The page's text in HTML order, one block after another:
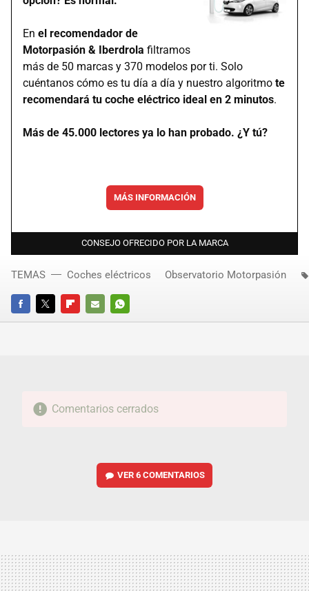
En el recomendador de
Motorpasión & Iberdrola filtramos
más de 50 marcas y 370 modelos por ti. Solo
cuéntanos cómo es tu día a día y nuestro algoritmo te
recomendará tu coche eléctrico ideal en 2 minutos.
Más de 45.000 lectores ya lo han probado. ¿Y tú?
MÁS INFORMACIÓN
CONSEJO OFRECIDO POR LA MARCA
FACEBOOKTWITTERFLIPBOARD
E-
WHATSAPP
TEMAS Coches eléctricos Observatorio Motorpasión
Comentarios cerrados
VER6 COMENTARIOS